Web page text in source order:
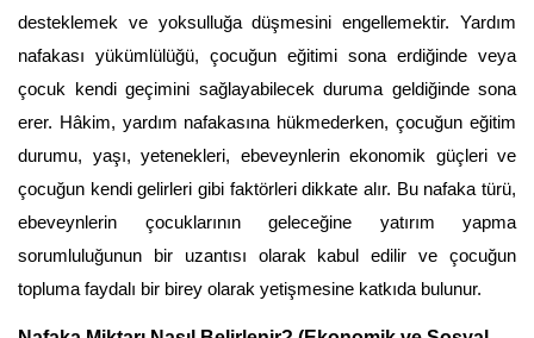
desteklemek ve yoksulluğa düşmesini engellemektir. Yardım
nafakası yükümlülüğü, çocuğun eğitimi sona erdiğinde veya
çocuk kendi geçimini sağlayabilecek duruma geldiğinde sona
erer. Hâkim, yardım nafakasına hükmederken, çocuğun eğitim
durumu, yaşı, yetenekleri, ebeveynlerin ekonomik güçleri ve
çocuğun kendi gelirleri gibi faktörleri dikkate alır. Bu nafaka türü,
ebeveynlerin çocuklarının geleceğine yatırım yapma
sorumluluğunun bir uzantısı olarak kabul edilir ve çocuğun
topluma faydalı bir birey olarak yetişmesine katkıda bulunur.